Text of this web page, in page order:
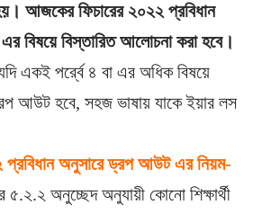
আজকের ফিচারের ২০২২ প্রবিধান
বিষয়ে বিস্তারিত আলোচনা করা হবে।
একই পর্র্বে ৪ বা এর অধিক বিষয়ে
আউট হবে, সহজ ভাষায় যাকে ইয়ার লস
প্রবিধান অনুসারে ড্রপ আউট এর নিয়ম-
৫.২.২ অনুচ্ছেদ অনুযায়ী কোনো শিক্ষার্থী